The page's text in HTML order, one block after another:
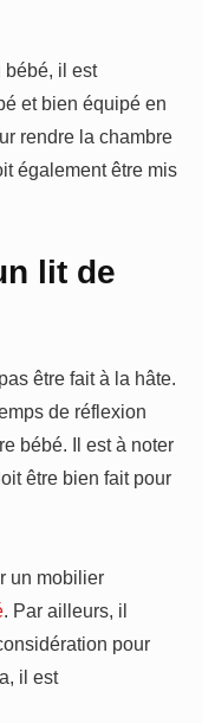
bébé, il est
et bien équipé en
rendre la chambre
également être mis
lit de
être fait à la hâte.
de réflexion
bébé. Il est à noter
être bien fait pour
un mobilier
. Par ailleurs, il
pour
il est